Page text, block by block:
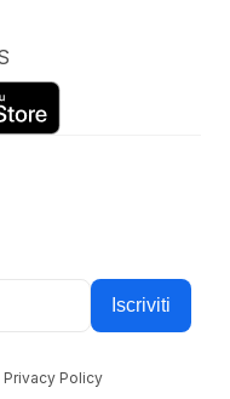
social
Iscriviti
Privacy Policy